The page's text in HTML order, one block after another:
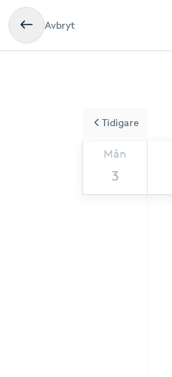
Avbryt
Mån
3
Tidigare